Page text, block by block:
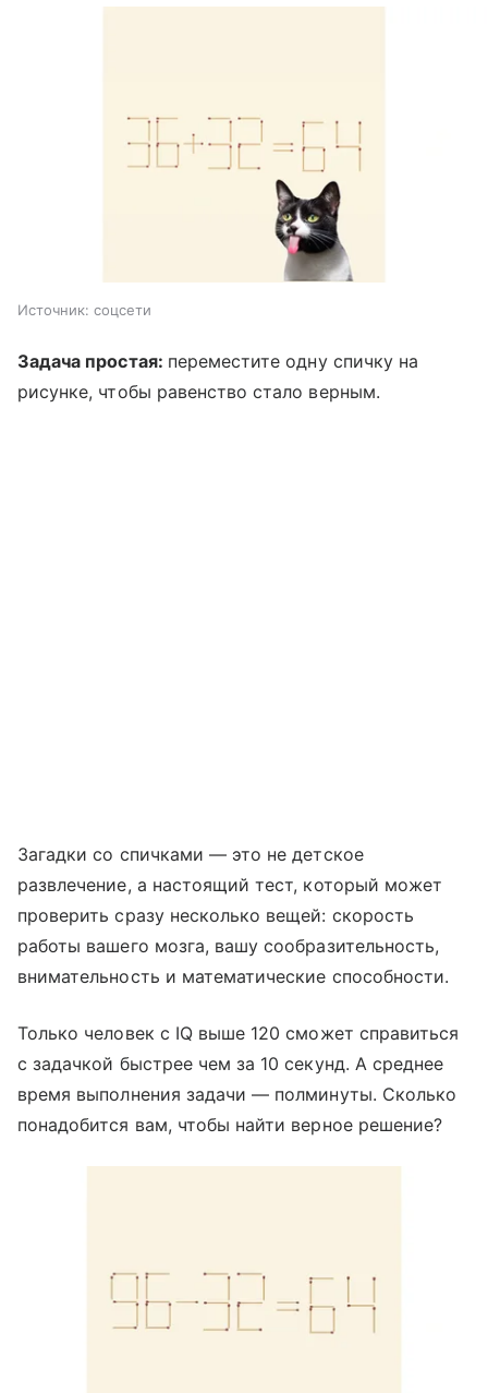
Источник: соцсети
Задача простая: переместите одну спичку на
рисунке, чтобы равенство стало верным.
Загадки со спичками — это не детское
развлечение, а настоящий тест, который может
проверить сразу несколько вещей: скорость
работы вашего мозга, вашу сообразительность,
внимательность и математические способности.
Только человек с IQ выше 120 сможет справиться
с задачкой быстрее чем за 10 секунд. А среднее
время выполнения задачи — полминуты. Сколько
понадобится вам, чтобы найти верное решение?